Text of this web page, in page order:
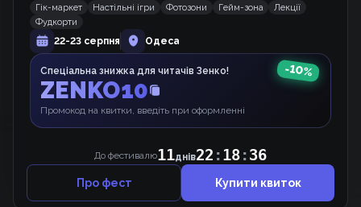
Секрет леді
Гік-маркет
Настільні ігри Фотозони Гейм-зона
Лекції
Фудкорти
22-23 серпня
Одеса
Спеціальна знижка для читачів Зенко!
ZENKO10
Промокод на квитки, введіть при оформленні
-10%
До фестивалю11днів22 :18:36
Про фест Купити квиток